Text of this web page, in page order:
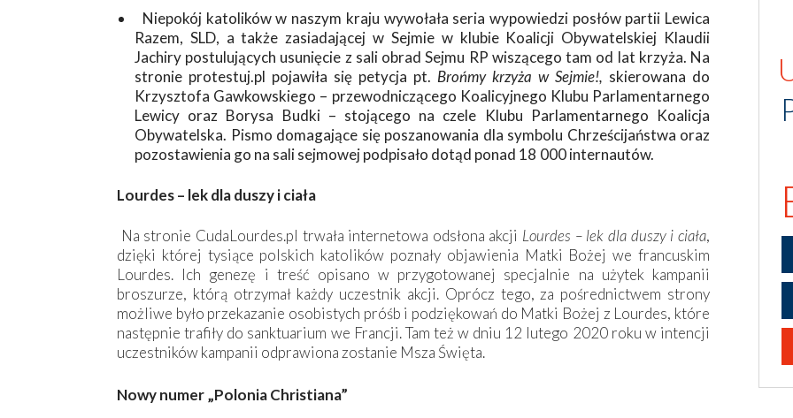
Niepokój katolików w naszym kraju wywołała seria wypowiedzi posłów partii Lewica
Razem, SLD, a także zasiadającej w Sejmie w klubie Koalicji Obywatelskiej Klaudii
Jachiry postulujących usunięcie z sali obrad Sejmu RP wiszącego tam od lat krzyża. Na
stronie protestuj.pl pojawiła się petycja pt. Brońmy krzyża w Sejmie!, skierowana do
Krzysztofa Gawkowskiego – przewodniczącego Koalicyjnego Klubu Parlamentarnego
Lewicy oraz Borysa Budki – stojącego na czele Klubu Parlamentarnego Koalicja
Obywatelska. Pismo domagające się poszanowania dla symbolu Chrześcijaństwa oraz
pozostawienia go na sali sejmowej podpisało dotąd ponad 18 000 internautów.
Lourdes – lek dla duszy i ciała
Na stronie CudaLourdes.pl trwała internetowa odsłona akcji Lourdes – lek dla duszy i ciała,
dzięki której tysiące polskich katolików poznały objawienia Matki Bożej we francuskim
Lourdes. Ich genezę i treść opisano w przygotowanej specjalnie na użytek kampanii
broszurze, którą otrzymał każdy uczestnik akcji. Oprócz tego, za pośrednictwem strony
możliwe było przekazanie osobistych próśb i podziękowań do Matki Bożej z Lourdes, które
następnie trafiły do sanktuarium we Francji. Tam też w dniu 12 lutego 2020 roku w intencji
uczestników kampanii odprawiona zostanie Msza Święta.
Nowy numer „Polonia Christiana”